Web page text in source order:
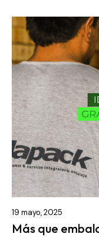
19 mayo, 2025
Más que